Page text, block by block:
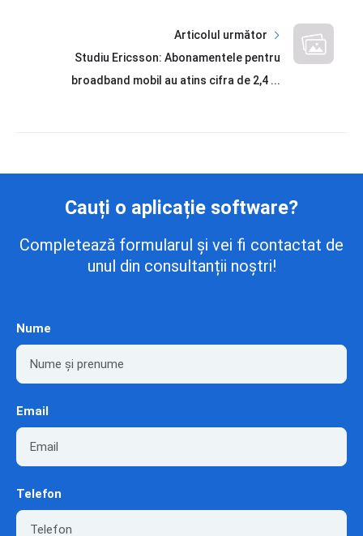
Articolul următor
Studiu Ericsson: Abonamentele pentru
broadband mobil au atins cifra de 2,4 ...
Cauți o aplicație software?
Completează formularul și vei fi contactat de
unul din consultanții noștri!
Nume
Email
Telefon